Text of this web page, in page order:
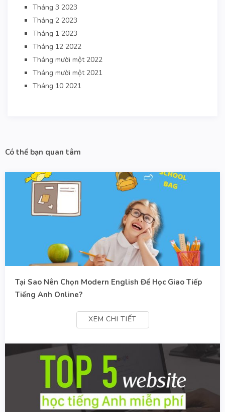
Tháng 3 2023
Tháng 2 2023
Tháng 1 2023
Tháng 12 2022
Tháng mười một 2022
Tháng mười một 2021
Tháng 10 2021
Có thể bạn quan tâm
Tại Sao Nên Chọn Modern English Để Học Giao Tiếp
Tiếng Anh Online?
XEM CHI TIẾT